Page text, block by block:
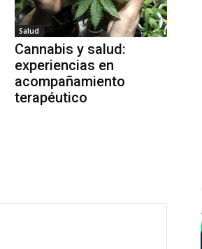
Salud
Cannabis y salud:
experiencias en
acompañamiento
terapéutico